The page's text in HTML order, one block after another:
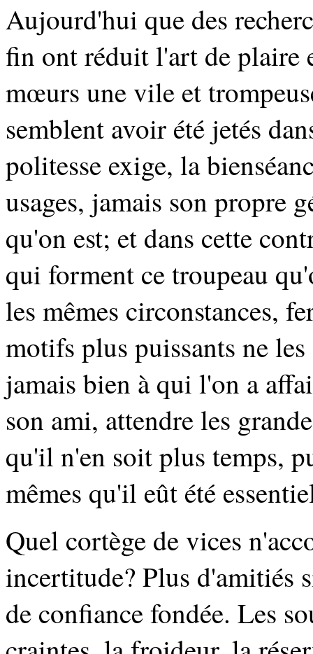
Aujourd'hui que des
fin ont réduit l'art de plaire
mœurs une vile et
semblent avoir été jetés
politesse exige, la
usages, jamais son propre
qu'on est; et dans cette
qui forment ce troupeau
les mêmes circonstances,
motifs plus puissants ne
jamais bien à qui l'on a
son ami, attendre les
qu'il n'en soit plus temps,
mêmes qu'il eût été
Quel cortège de vices
incertitude? Plus d'amitiés
de confiance fondée. Les